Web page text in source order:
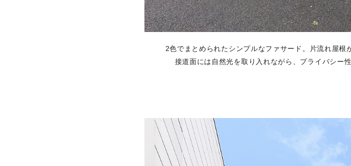
2色でまとめられたシンプルなファサード。片流れ屋根
接道面には自然光を取り入れながら、プライバシー